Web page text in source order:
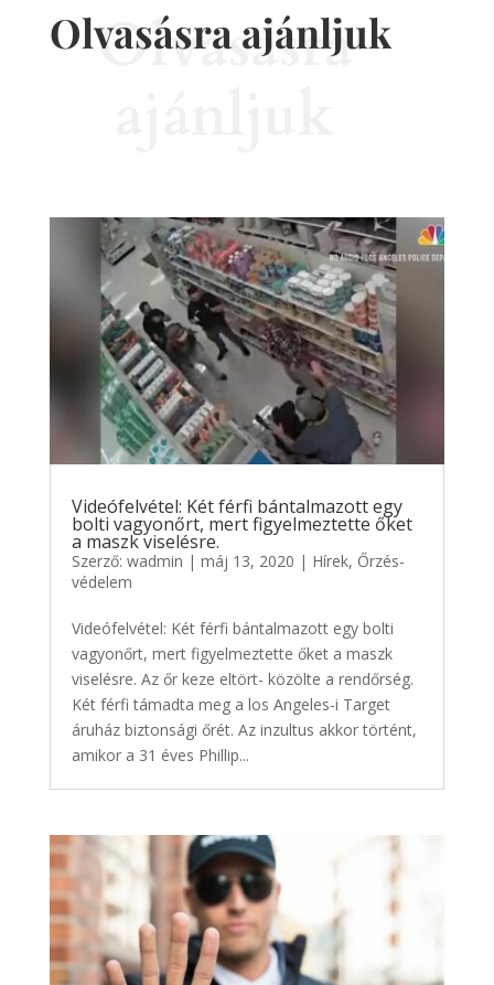
Olvasásra ajánljuk
Olvasásra
Videófelvétel: Két férfi bántalmazott egy
bolti vagyonőrt, mert figyelmeztette őket
a maszk viselésre.
Szerző: wadmin | máj 13, 2020 | Hírek, Őrzés-
védelem
Videófelvétel: Két férfi bántalmazott egy bolti
vagyonőrt, mert figyelmeztette őket a maszk
viselésre. Az őr keze eltört- közölte a rendőrség.
Két férfi támadta meg a los Angeles-i Target
áruház biztonsági őrét. Az inzultus akkor történt,
amikor a 31 éves Phillip...